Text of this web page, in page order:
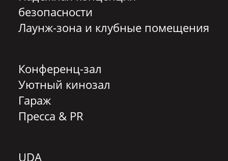
безопасности
Лаунж-зона и клубные помещения
Конференц-зал
Уютный кинозал
Гараж
Пресса & PR
UDA